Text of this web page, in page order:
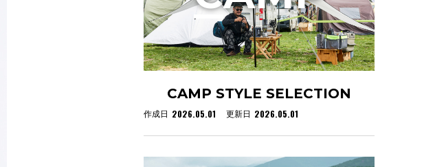
CAMP STYLE SELECTION
作成日 2026.05.01 更新日 2026.05.01